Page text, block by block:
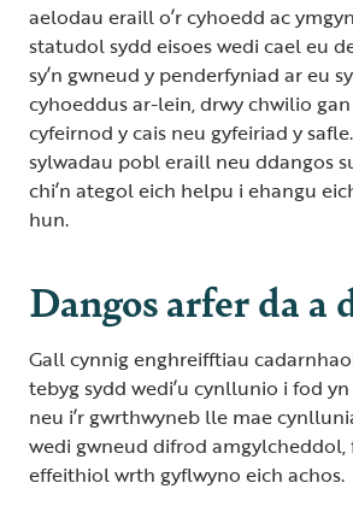
aelodau eraill o’r cyhoedd ac
statudol sydd eisoes wedi cael eu
sy’n gwneud y penderfyniad ar eu
cyhoeddus ar-lein, drwy chwilio
cyfeirnod y cais neu gyfeiriad y
sylwadau pobl eraill neu ddangos
chi’n ategol eich helpu i ehangu
hun.
Dangos arfer da a
Gall cynnig enghreifftiau
tebyg sydd wedi’u cynllunio i fod
neu i’r gwrthwyneb lle mae
wedi gwneud difrod
effeithiol wrth gyflwyno eich achos.